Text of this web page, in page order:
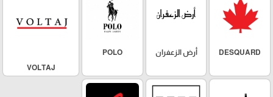
DESQUARD أرض الزعفران
POLO
VOLTAJ